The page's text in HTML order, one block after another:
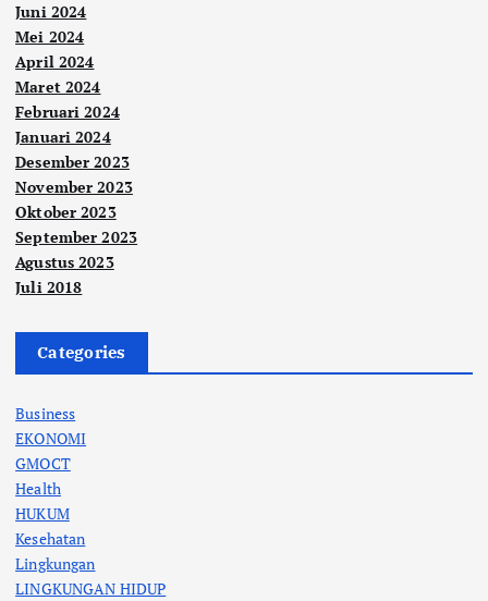
Juni 2024
Mei 2024
April 2024
Maret 2024
Februari 2024
Januari 2024
Desember 2023
November 2023
Oktober 2023
September 2023
Agustus 2023
Juli 2018
Categories
Business
EKONOMI
GMOCT
Health
HUKUM
Kesehatan
Lingkungan
LINGKUNGAN HIDUP